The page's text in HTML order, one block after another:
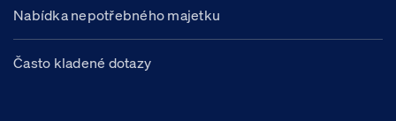
Nabídka nepotřebného majetku
Často kladené dotazy